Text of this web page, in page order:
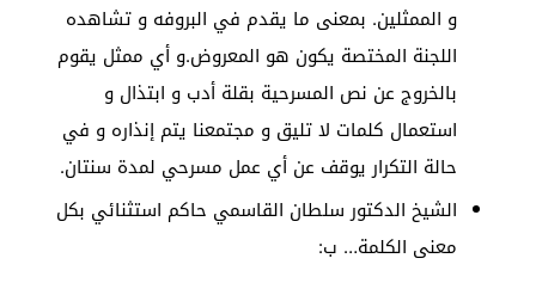
و الممثلين. بمعنى ما يقدم في البروفه و تشاهده
اللجنة المختصة يكون هو المعروض.و أي ممثل يقوم
بالخروج عن نص المسرحية بقلة أدب و ابتذال و
استعمال كلمات لا تليق و مجتمعنا يتم إنذاره و في
حالة التكرار يوقف عن أي عمل مسرحي لمدة سنتان.
الشيخ الدكتور سلطان القاسمي حاكم استثنائي بكل
معنى الكلمة… ب: